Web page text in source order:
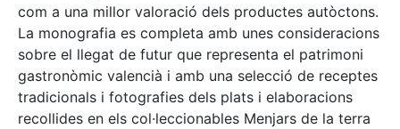
com a una millor valoració dels productes autòctons.
La monografia es completa amb unes consideracions
sobre el llegat de futur que representa el patrimoni
gastronòmic valencià i amb una selecció de receptes
tradicionals i fotografies dels plats i elaboracions
recollides en els col·leccionables Menjars de la terra